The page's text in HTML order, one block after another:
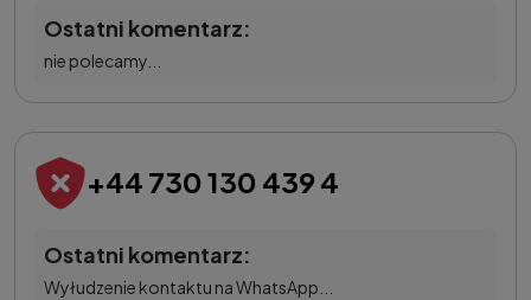
Ostatni komentarz:
nie polecamy...
+44 730 130 439 4
Ostatni komentarz:
Wyłudzenie kontaktu na WhatsApp...